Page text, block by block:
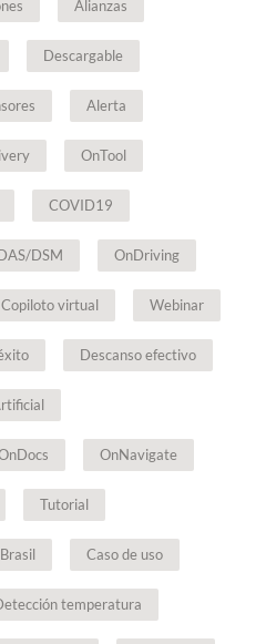
Alianzas
Descargable
Alerta
OnTool
COVID19
DSM OnDriving
Copiloto virtual Webinar
Descanso efectivo
OnNavigate
Tutorial
Brasil Caso de uso
temperatura